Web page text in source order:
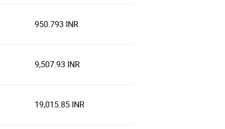
950.793 INR
9,507.93 INR
19,015.85 INR